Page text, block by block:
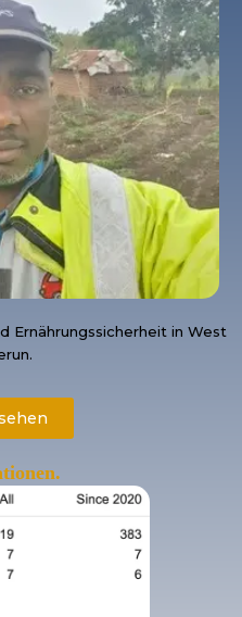
Ernährungssicherheit in West